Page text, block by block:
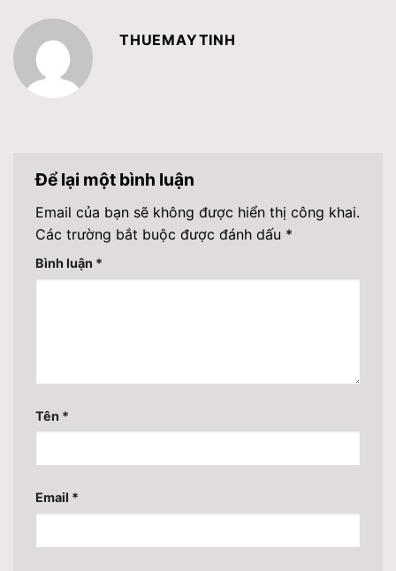
THUEMAYTINH
Để lại một bình luận
Email của bạn sẽ không được hiển thị công khai.
Các trường bắt buộc được đánh dấu *
Bình luận *
Tên *
Email *